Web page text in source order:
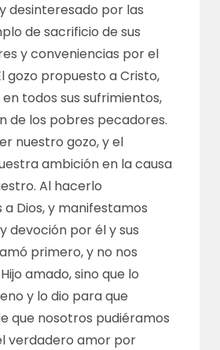
desinteresado por las
de sacrificio de sus
y conveniencias por el
gozo propuesto a Cristo,
todos sus sufrimientos,
de los pobres pecadores.
nuestro gozo, y el
ambición en la causa
Al hacerlo
Dios, y manifestamos
devoción por él y sus
primero, y no nos
amado, sino que lo
y lo dio para que
que nosotros pudiéramos
verdadero amor por